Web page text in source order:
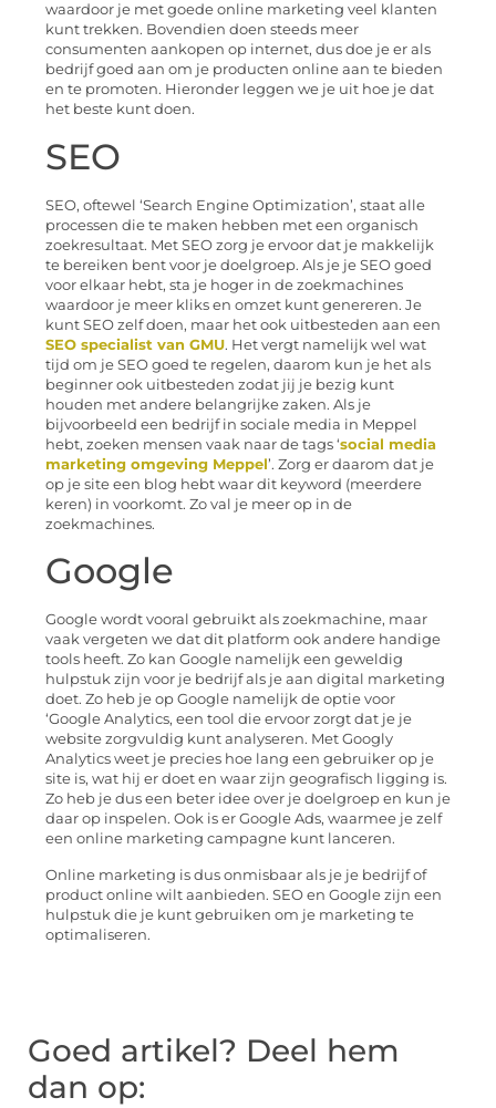
waardoor je met goede online marketing veel klanten
kunt trekken. Bovendien doen steeds meer
consumenten aankopen op internet, dus doe je er als
bedrijf goed aan om je producten online aan te bieden
en te promoten. Hieronder leggen we je uit hoe je dat
het beste kunt doen.
SEO
SEO, oftewel ‘Search Engine Optimization’, staat alle
processen die te maken hebben met een organisch
zoekresultaat. Met SEO zorg je ervoor dat je makkelijk
te bereiken bent voor je doelgroep. Als je je SEO goed
voor elkaar hebt, sta je hoger in de zoekmachines
waardoor je meer kliks en omzet kunt genereren. Je
kunt SEO zelf doen, maar het ook uitbesteden aan een
SEO specialist van GMU. Het vergt namelijk wel wat
tijd om je SEO goed te regelen, daarom kun je het als
beginner ook uitbesteden zodat jij je bezig kunt
houden met andere belangrijke zaken. Als je
bijvoorbeeld een bedrijf in sociale media in Meppel
hebt, zoeken mensen vaak naar de tags ‘social media
marketing omgeving Meppel’. Zorg er daarom dat je
op je site een blog hebt waar dit keyword (meerdere
keren) in voorkomt. Zo val je meer op in de
zoekmachines.
Google
Google wordt vooral gebruikt als zoekmachine, maar
vaak vergeten we dat dit platform ook andere handige
tools heeft. Zo kan Google namelijk een geweldig
hulpstuk zijn voor je bedrijf als je aan digital marketing
doet. Zo heb je op Google namelijk de optie voor
‘Google Analytics, een tool die ervoor zorgt dat je je
website zorgvuldig kunt analyseren. Met Googly
Analytics weet je precies hoe lang een gebruiker op je
site is, wat hij er doet en waar zijn geografisch ligging is.
Zo heb je dus een beter idee over je doelgroep en kun je
daar op inspelen. Ook is er Google Ads, waarmee je zelf
een online marketing campagne kunt lanceren.
Online marketing is dus onmisbaar als je je bedrijf of
product online wilt aanbieden. SEO en Google zijn een
hulpstuk die je kunt gebruiken om je marketing te
optimaliseren.
Goed artikel? Deel hem
dan op: